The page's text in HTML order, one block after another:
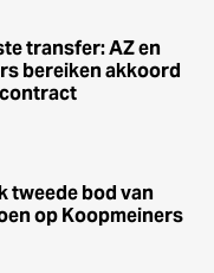
transfer: AZ en
bereiken akkoord
tweede bod van
op Koopmeiners